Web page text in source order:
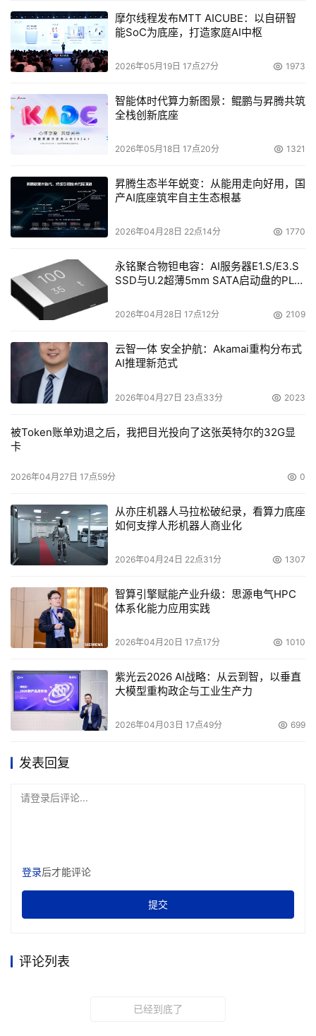
摩尔线程发布MTT AICUBE：以自研智
能SoC为底座，打造家庭AI中枢
2026年05月19日 17点27分 1973
智能体时代算力新图景：鲲鹏与昇腾共筑
全栈创新底座
2026年05月18日 17点20分 1321
昇腾生态半年蜕变：从能用走向好用，国
产AI底座筑牢自主生态根基
2026年04月28日 22点14分 1770
永铭聚合物钽电容：AI服务器E1.S/E3.S
SSD与U.2超薄5mm SATA启动盘的PLP
2026年04月28日 17点12分 2109
云智一体 安全护航：Akamai重构分布式
AI推理新范式
2026年04月27日 23点33分 2023
被Token账单劝退之后，我把目光投向了这张英特尔的32G显
卡
2026年04月27日 17点59分 0
从亦庄机器人马拉松破纪录，看算力底座
如何支撑人形机器人商业化
2026年04月24日 22点31分 1307
智算引擎赋能产业升级：思源电气HPC
体系化能力应用实践
2026年04月20日 17点17分 1010
紫光云2026 AI战略：从云到智，以垂直
大模型重构政企与工业生产力
2026年04月03日 17点49分 699
发表回复
请登录后评论...
登录后才能评论
提交
评论列表
已经到底了